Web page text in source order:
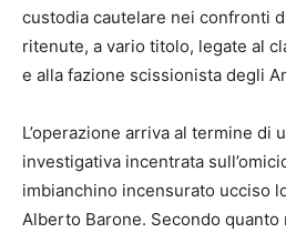
custodia cautelare nei confronti
ritenute, a vario titolo, legate al
e alla fazione scissionista degli
L’operazione arriva al termine di
investigativa incentrata
imbianchino incensurato ucciso
Alberto Barone. Secondo